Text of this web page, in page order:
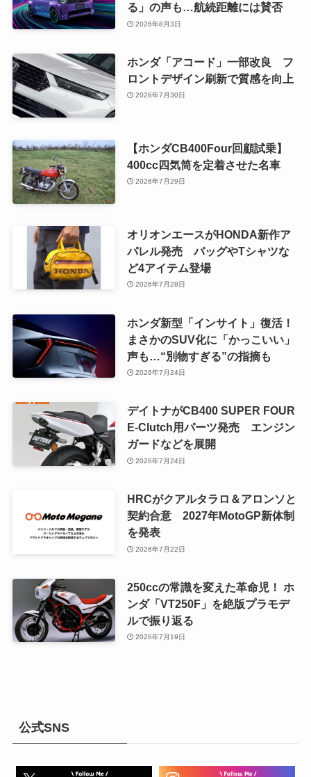
る」の声も…航続距離には賛否
2026年8月3日
ホンダ「アコード」一部改良 フ
ロントデザイン刷新で質感を向上
2026年7月30日
【ホンダCB400Four回顧試乗】
400cc四気筒を定着させた名車
2026年7月29日
オリオンエースがHONDA新作ア
パレル発売 バッグやTシャツな
ど4アイテム登場
2026年7月28日
ホンダ新型「インサイト」復活！
まさかのSUV化に「かっこいい」
声も…“別物すぎる”の指摘も
2026年7月24日
デイトナがCB400 SUPER FOUR
E-Clutch用パーツ発売 エンジン
ガードなどを展開
2026年7月24日
HRCがクアルタラロ＆アロンソと
契約合意 2027年MotoGP新体制
を発表
2026年7月22日
250ccの常識を変えた革命児！ ホ
ンダ「VT250F」を絶版プラモデ
ルで振り返る
2026年7月19日
公式SNS